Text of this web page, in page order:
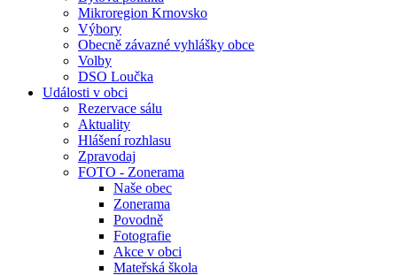
Mikroregion Krnovsko
Výbory
Obecně závazné vyhlášky obce
Volby
DSO Loučka
Události v obci
Rezervace sálu
Aktuality
Hlášení rozhlasu
Zpravodaj
FOTO - Zonerama
Naše obec
Zonerama
Povodně
Fotografie
Akce v obci
Mateřská škola